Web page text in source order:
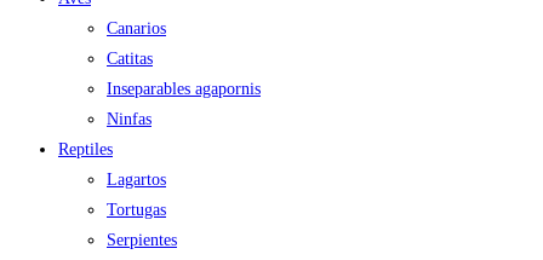
Canarios
Catitas
Inseparables agapornis
Ninfas
Reptiles
Lagartos
Tortugas
Serpientes